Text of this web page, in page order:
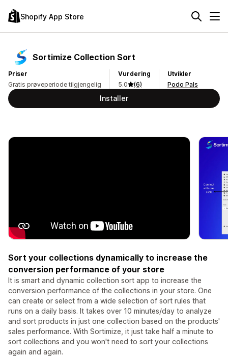
Shopify App Store
Sortimize Collection Sort
Priser
Gratis prøveperiode tilgjengelig
Vurdering
5.0
(6)
Utvikler
Podo Pals
Installer
Sort your collections dynamically to increase the
conversion performance of your store
It is smart and dynamic collection sort app to increase the
conversion performance of the collections in your store. One
can create or select from a wide selection of sort rules that
runs on a daily basis. It takes over 10 minutes/day to analyze
and sort products in just one collection based on the products'
sales performance. With Sortimize, it just take half a minute to
sort collections and you won't need to sort your collections
again and again.